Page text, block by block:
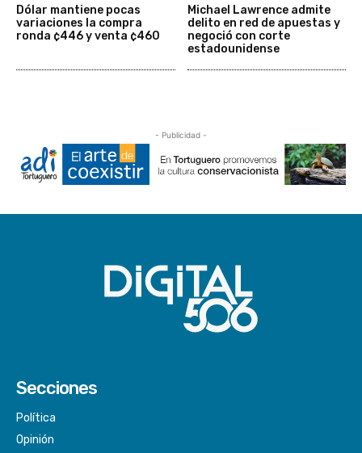
Dólar mantiene pocas
variaciones la compra
ronda ¢446 y venta ¢460
Michael Lawrence admite
delito en red de apuestas y
negoció con corte
estadounidense
- Publicidad -
Secciones
Política
Opinión